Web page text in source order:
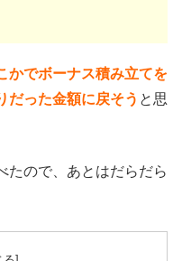
かでボーナス積み立てを
だった金額に戻そう と思
たので、あとはだらだら